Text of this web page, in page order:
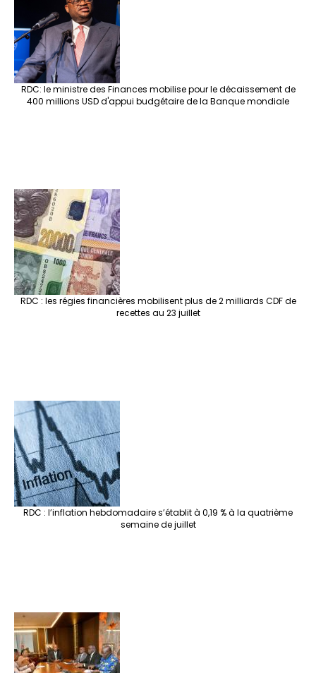
RDC: le ministre des Finances mobilise pour le décaissement de
400 millions USD d'appui budgétaire de la Banque mondiale
RDC : les régies financières mobilisent plus de 2 milliards CDF de
recettes au 23 juillet
RDC : l’inflation hebdomadaire s’établit à 0,19 % à la quatrième
semaine de juillet